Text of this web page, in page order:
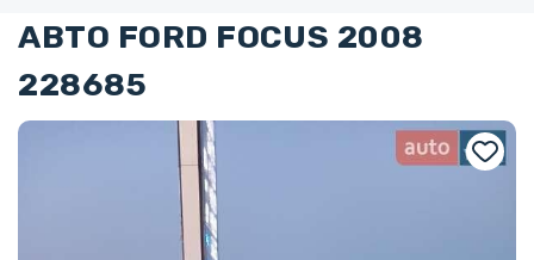
АВТО FORD FOCUS 2008
228685